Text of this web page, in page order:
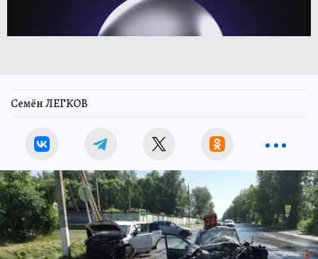
Семён ЛЕГКОВ